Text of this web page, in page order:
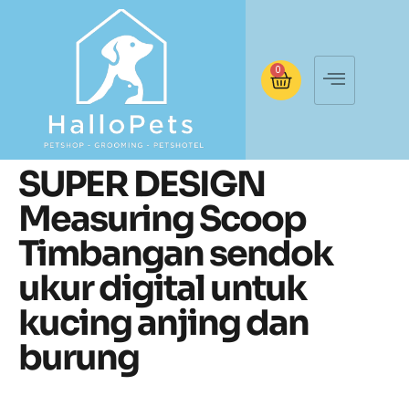
0
SUPER DESIGN
Measuring Scoop
Timbangan sendok
ukur digital untuk
kucing anjing dan
burung